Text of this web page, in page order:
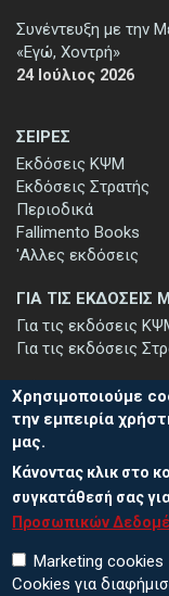
ΣΕΙΡΕΣ
Εκδόσεις ΚΨΜ
Εκδόσεις Στρατής
Περιοδικά
Fallimento Books
'Αλλες εκδόσεις
Συνέντευξη με την
«Εγώ, Χοντρή»
24 Ιούλιος 2026
ΓΙΑ ΤΙΣ ΕΚΔΟΣΕΙΣ
Για τις εκδόσεις
Για τις εκδόσεις
ΕΓΓΡΑΦΗ ΣΤΟ
Μείνετε ενημερωμένοι
μας - εγγραφείτε στο
Χρησιμοποιούμε
την εμπειρία
μας.
Κάνοντας κλικ στο
συγκατάθεσή σας
Προσωπικών
Marketing cookies
Cookies για